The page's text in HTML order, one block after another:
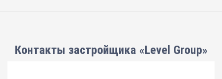
Контакты застройщика «Level Group»